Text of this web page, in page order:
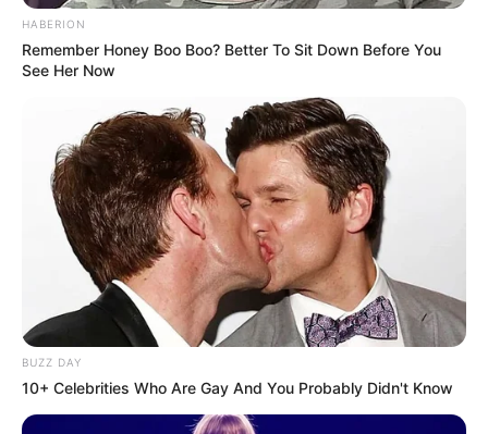
HABERION
Remember Honey Boo Boo? Better To Sit Down Before You
See Her Now
BUZZ DAY
10+ Celebrities Who Are Gay And You Probably Didn't Know